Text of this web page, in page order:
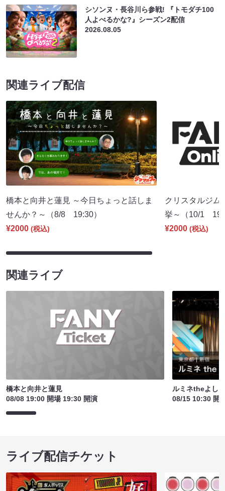
シソンヌ・長谷川ら参戦! 『トモダチ100
人よべるかな?』シーズン2配信
2026.08.05
関連ライブ配信
橋本と向井と蓮見 ～今日ちょっと話しま
せんか？～（8/8 19:30）
¥2000 (税込)
クリスタルジム
挙～（10/1
¥2000 (税込)
関連ライブ
橋本と向井と蓮見
08/08 19:00 開場 19:30 開演
ルミネtheよし
08/15 10:30 開
ライブ配信チケット